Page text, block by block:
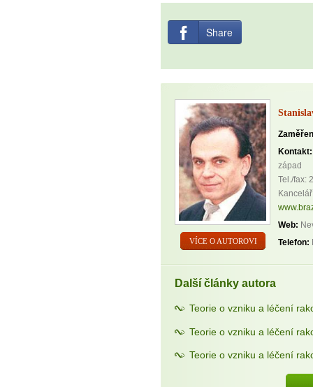
Share
VÍCE O AUTOROVI
Kontakt:
západ
Tel./fax:
Web:
Telefon:
Další články autora
Teorie o vzniku a léčení
Teorie o vzniku a léčení
Teorie o vzniku a léčení